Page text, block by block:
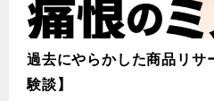
過去にやらかした商品リサ
験談】